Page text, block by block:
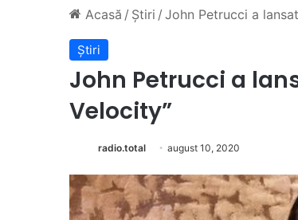
Acasă / Știri / John Petrucci a
Știri
John Petrucci a
Velocity”
radio.total august 10, 2020